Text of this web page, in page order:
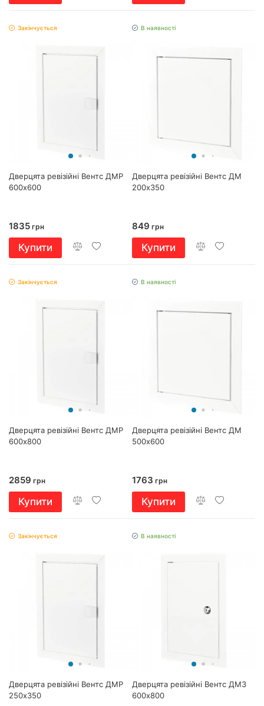
Закінчується
Дверцята ревізійні Вентс ДМР
600х600
1835 грн
Купити
В наявності
Дверцята ревізійні Вентс ДМ
200х350
849 грн
Купити
Закінчується
Дверцята ревізійні Вентс ДМР
600х800
2859 грн
Купити
В наявності
Дверцята ревізійні Вентс ДМ
500х600
1763 грн
Купити
Закінчується
Дверцята ревізійні Вентс ДМР
250х350
В наявності
Дверцята ревізійні Вентс ДМЗ
600х800